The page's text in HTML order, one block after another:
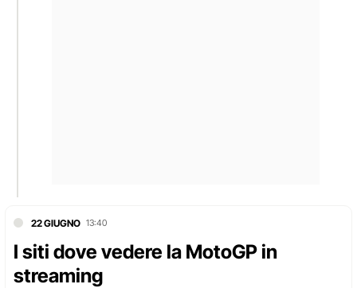
22 GIUGNO 13:40
I siti dove vedere la MotoGP in
streaming